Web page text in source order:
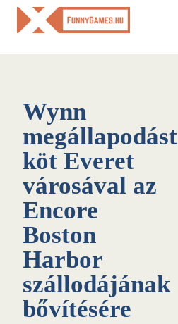
Skip
Wynn
megállapodást
köt Everet
városával az
Encore
Boston
Harbor
szállodájának
bővítésére